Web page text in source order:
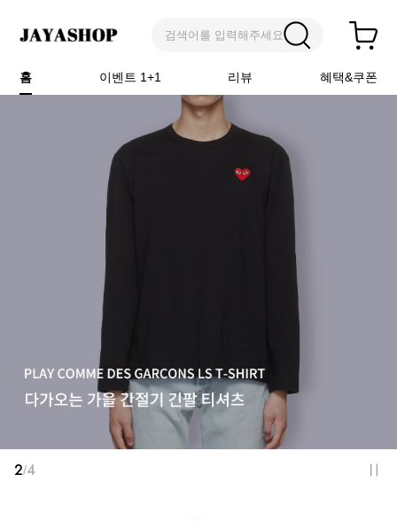
검색어를 입력해주세요
홈 이벤트 1+1 리뷰 혜택&쿠폰
2/4